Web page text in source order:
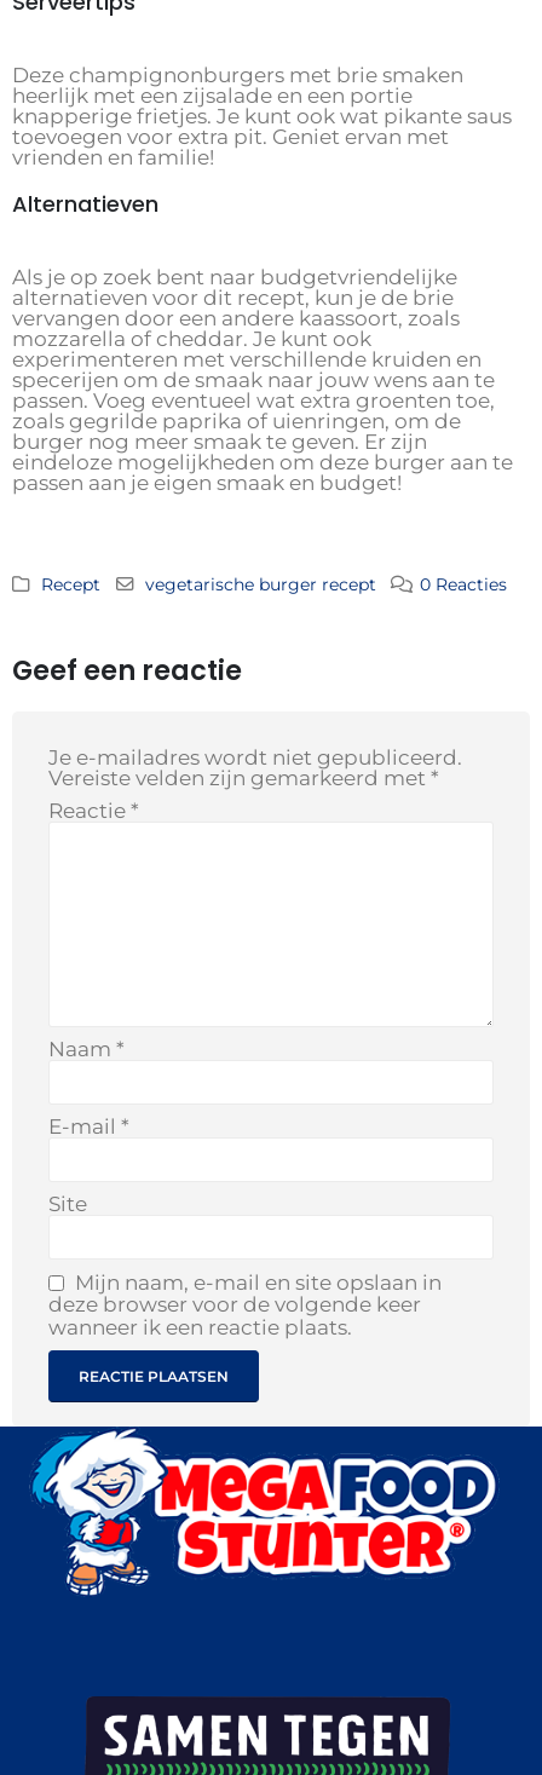
Deze champignonburgers met brie smaken
heerlijk met een zijsalade en een portie
knapperige frietjes. Je kunt ook wat pikante saus
toevoegen voor extra pit. Geniet ervan met
vrienden en familie!
Alternatieven
Als je op zoek bent naar budgetvriendelijke
alternatieven voor dit recept, kun je de brie
vervangen door een andere kaassoort, zoals
mozzarella of cheddar. Je kunt ook
experimenteren met verschillende kruiden en
specerijen om de smaak naar jouw wens aan te
passen. Voeg eventueel wat extra groenten toe,
zoals gegrilde paprika of uienringen, om de
burger nog meer smaak te geven. Er zijn
eindeloze mogelijkheden om deze burger aan te
passen aan je eigen smaak en budget!
Recept vegetarische burger recept 0 Reacties
Geef een reactie
Je e-mailadres wordt niet gepubliceerd.
Vereiste velden zijn gemarkeerd met *
Reactie *
Naam *
E-mail *
Site
Mijn naam, e-mail en site opslaan in
deze browser voor de volgende keer
wanneer ik een reactie plaats.